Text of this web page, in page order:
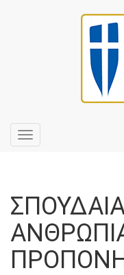
Toggle
navigation